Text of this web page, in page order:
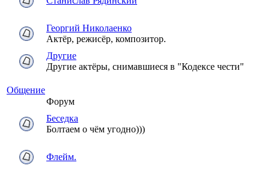
Георгий Николаенко
Актёр, режисёр, композитор.
Другие
Другие актёры, снимавшиеся в "Кодексе чести"
Общение
Форум
Беседка
Болтаем о чём угодно)))
Флейм.